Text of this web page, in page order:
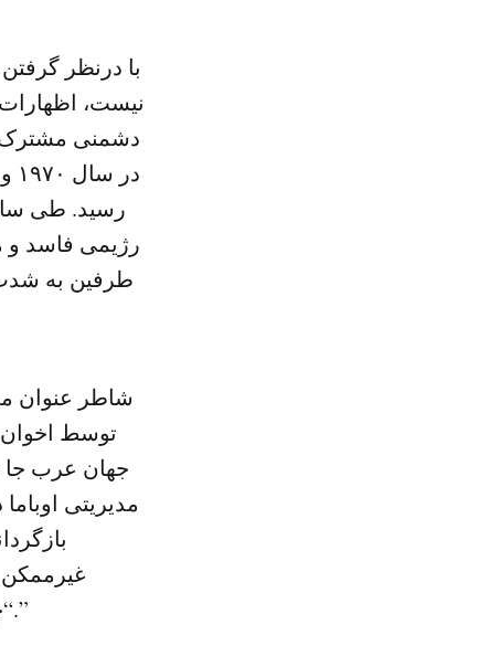
با درنظر
نیست،
دشمنی مشترک
رسید. طی
رژیمی فاسد و
طرفین به شدت
شاطر عنوان
توسط اخوان
جهان عرب جا
مدیریتی
“چنانچه اقتصاد مصر از هم بپاشد، منافع تمامی منطقه به خطر خواهد افتاد.”